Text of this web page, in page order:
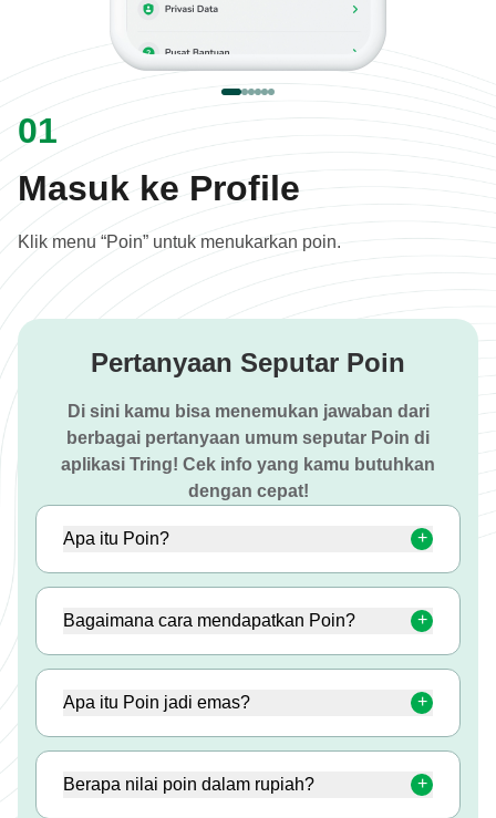
01
Masuk ke Profile
Klik menu “Poin” untuk menukarkan poin.
Pertanyaan Seputar Poin
Di sini kamu bisa menemukan jawaban dari
berbagai pertanyaan umum seputar Poin di
aplikasi Tring! Cek info yang kamu butuhkan
dengan cepat!
Apa itu Poin?
Bagaimana cara mendapatkan Poin?
Apa itu Poin jadi emas?
Berapa nilai poin dalam rupiah?